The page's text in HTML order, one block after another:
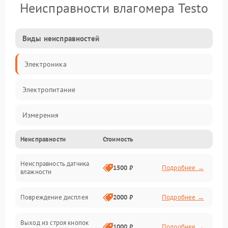
Неисправности влагомера Testo
Виды неисправностей
Электроника
Электропитание
Измерения
Механические повреждения
Интерфейсы
Неисправности Стоимость
Неисправность датчика
влажности
1500 ₽ Подробнее →
Повреждение дисплея 2000 ₽ Подробнее →
Выход из строя кнопок